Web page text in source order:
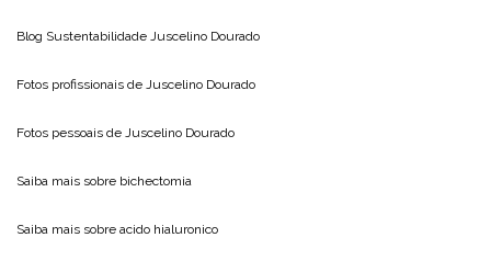
Blog Sustentabilidade Juscelino Dourado
Fotos profissionais de Juscelino Dourado
Fotos pessoais de Juscelino Dourado
Saiba mais sobre bichectomia
Saiba mais sobre acido hialuronico